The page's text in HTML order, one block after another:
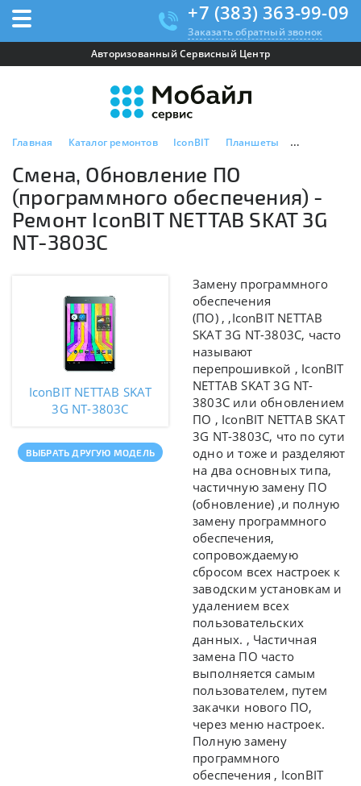
+7 (383) 363-99-09
Заказать обратный звонок
Авторизованный Сервисный Центр
Главная Каталог ремонтов IconBIT Планшеты IconBIT
Смена, Обновление ПО
(программного обеспечения) -
Ремонт IconBIT NETTAB SKAT 3G
NT-3803C
IconBIT NETTAB SKAT
3G NT-3803C
ВЫБРАТЬ ДРУГУЮ МОДЕЛЬ
Замену программного
обеспечения
(ПО) , ,IconBIT NETTAB
SKAT 3G NT-3803C, часто
называют
перепрошивкой , IconBIT
NETTAB SKAT 3G NT-
3803C или обновлением
ПО , IconBIT NETTAB SKAT
3G NT-3803C, что по сути
одно и тоже и разделяют
на два основных типа,
частичную замену ПО
(обновление) ,и полную
замену программного
обеспечения,
сопровождаемую
сбросом всех настроек к
заводским установкам и
удалением всех
пользовательских
данных. , Частичная
замена ПО часто
выполняется самым
пользователем, путем
закачки нового ПО,
через меню настроек.
Полную замену
программного
обеспечения , IconBIT